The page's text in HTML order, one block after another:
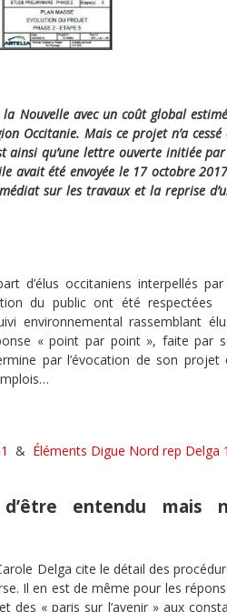
Nouvelle avec un coût global
Occitanie. Mais ce projet n’a cessé
ainsi qu’une lettre ouverte initiée
avait été envoyée le 17 octobre
sur les travaux et la reprise
d’élus occitaniens interpellés
du public ont été respectées
environnemental rassemblant
« point par point », faite par
par l’évocation de son projet
& Éléments Digue Nord rep Delga 1
entendu mais
Delga cite le détail des
Il en est de même pour les
des « paris sur l’avenir » aux